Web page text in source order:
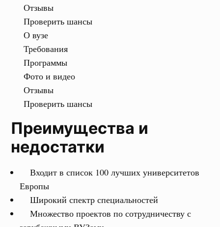
Отзывы
Проверить шансы
О вузе
Требования
Программы
Фото и видео
Отзывы
Проверить шансы
Преимущества и
недостатки
Входит в список 100 лучших университетов
Европы
Широкий спектр специальностей
Множество проектов по сотрудничеству с